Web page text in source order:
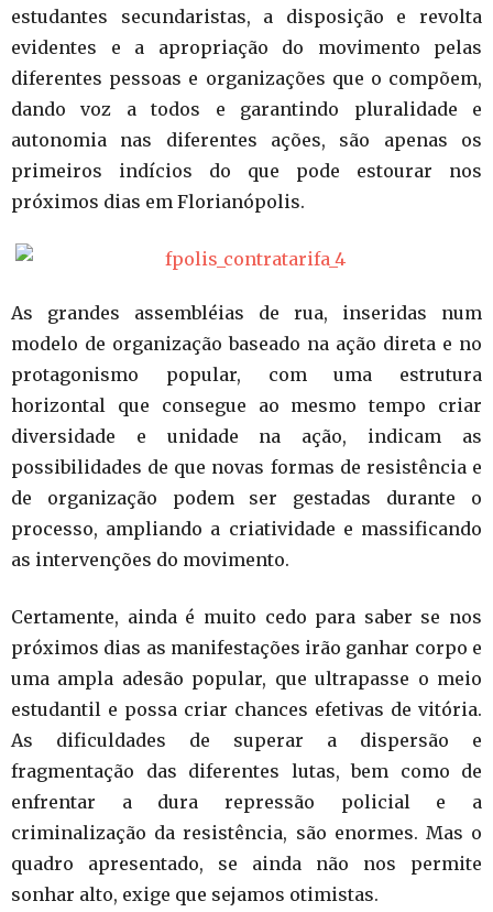
estudantes secundaristas, a disposição e revolta
evidentes e a apropriação do movimento pelas
diferentes pessoas e organizações que o compõem,
dando voz a todos e garantindo pluralidade e
autonomia nas diferentes ações, são apenas os
primeiros indícios do que pode estourar nos
próximos dias em Florianópolis.
As grandes assembléias de rua, inseridas num
modelo de organização baseado na ação direta e no
protagonismo popular, com uma estrutura
horizontal que consegue ao mesmo tempo criar
diversidade e unidade na ação, indicam as
possibilidades de que novas formas de resistência e
de organização podem ser gestadas durante o
processo, ampliando a criatividade e massificando
as intervenções do movimento.
Certamente, ainda é muito cedo para saber se nos
próximos dias as manifestações irão ganhar corpo e
uma ampla adesão popular, que ultrapasse o meio
estudantil e possa criar chances efetivas de vitória.
As dificuldades de superar a dispersão e
fragmentação das diferentes lutas, bem como de
enfrentar a dura repressão policial e a
criminalização da resistência, são enormes. Mas o
quadro apresentado, se ainda não nos permite
sonhar alto, exige que sejamos otimistas.